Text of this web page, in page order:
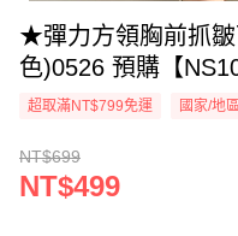
★彈力方領胸前抓
色)0526 預購【
超取滿NT$799免運 國家/地
NT$699
NT$499